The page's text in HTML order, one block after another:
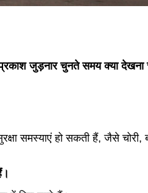
जुड़नार चुनते समय क्या देखना
समस्याएं हो सकती हैं, जैसे चोरी,